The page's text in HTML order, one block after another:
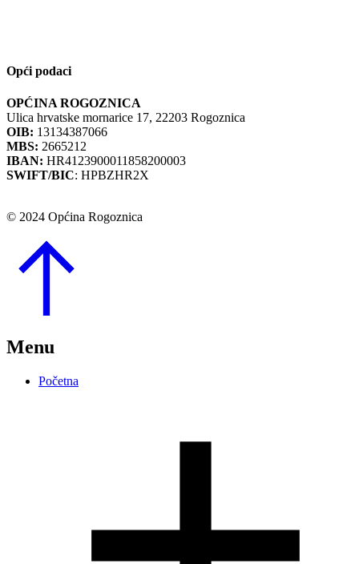
Opći podaci
OPĆINA ROGOZNICA
Ulica hrvatske mornarice 17, 22203 Rogoznica
OIB: 13134387066
MBS: 2665212
IBAN: HR4123900011858200003
SWIFT/BIC: HPBZHR2X
© 2024 Općina Rogoznica
Menu
Početna